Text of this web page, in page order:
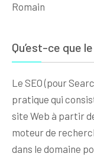
Romain
Qu’est-ce que
Le SEO (pour
pratique qui
site Web à partir
moteur de
dans le domaine